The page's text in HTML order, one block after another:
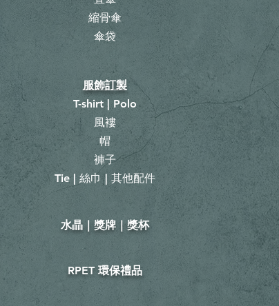
縮骨傘
​傘袋
服飾訂製
T-shirt | Polo
風褸
帽
褲子
Tie | 絲巾 | 其他配件
​水晶｜獎牌｜獎杯
RPET 環保禮品